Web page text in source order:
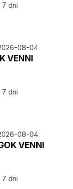
7 dni
08-04
VENNI
7 dni
08-04
VENNI
7 dni